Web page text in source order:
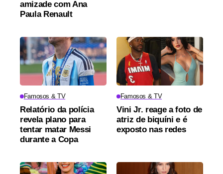
amizade com Ana
Paula Renault
Famosos & TV
Relatório da polícia
revela plano para
tentar matar Messi
durante a Copa
Famosos & TV
Vini Jr. reage a foto de
atriz de biquíni e é
exposto nas redes